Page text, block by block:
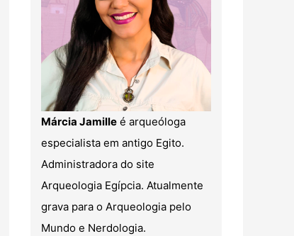
Márcia Jamille é arqueóloga
especialista em antigo Egito.
Administradora do site
Arqueologia Egípcia. Atualmente
grava para o Arqueologia pelo
Mundo e Nerdologia.